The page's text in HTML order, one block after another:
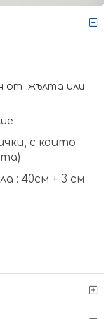
от жълта или
с които
: 40см + 3 см